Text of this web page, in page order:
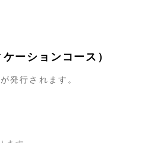
ションコース）
発行されます。